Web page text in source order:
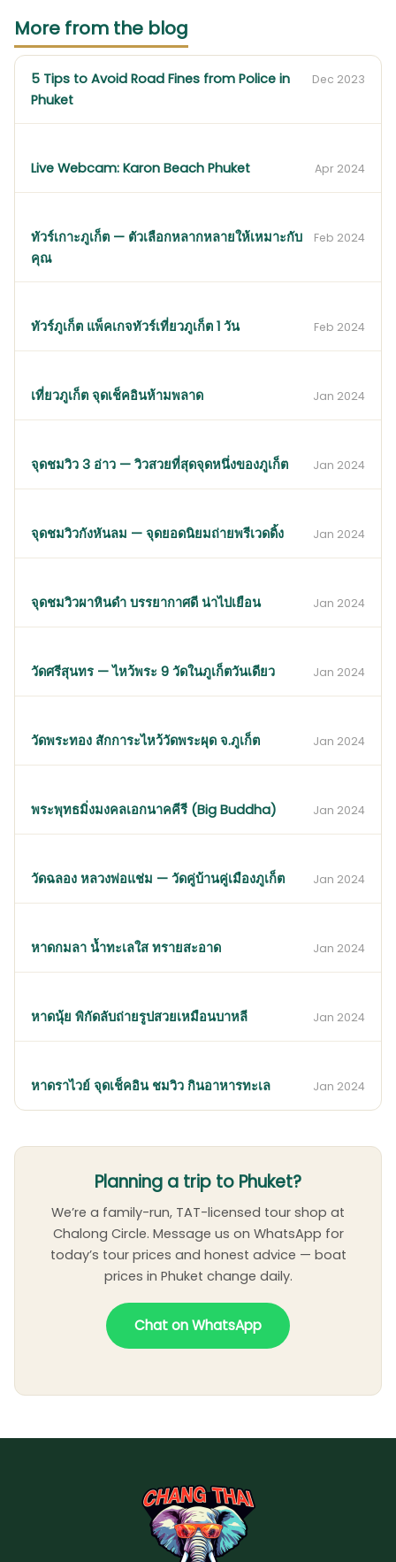
More from the blog
5 Tips to Avoid Road Fines from Police in
Phuket
Dec 2023
Live Webcam: Karon Beach Phuket Apr 2024
ทัวร์เกาะภูเก็ต — ตัวเลือกหลากหลายให้เหมาะกับ
คุณ
Feb 2024
ทัวร์ภูเก็ต แพ็คเกจทัวร์เที่ยวภูเก็ต 1 วัน Feb 2024
เที่ยวภูเก็ต จุดเช็คอินห้ามพลาด Jan 2024
จุดชมวิว 3 อ่าว — วิวสวยที่สุดจุดหนึ่งของภูเก็ต Jan 2024
จุดชมวิวกังหันลม — จุดยอดนิยมถ่ายพรีเวดดิ้ง Jan 2024
จุดชมวิวผาหินดำ บรรยากาศดี น่าไปเยือน Jan 2024
วัดศรีสุนทร — ไหว้พระ 9 วัดในภูเก็ตวันเดียว Jan 2024
วัดพระทอง สักการะไหว้วัดพระผุด จ.ภูเก็ต Jan 2024
พระพุทธมิ่งมงคลเอกนาคคีรี (Big Buddha) Jan 2024
วัดฉลอง หลวงพ่อแช่ม — วัดคู่บ้านคู่เมืองภูเก็ต Jan 2024
หาดกมลา น้ำทะเลใส ทรายสะอาด Jan 2024
หาดนุ้ย พิกัดลับถ่ายรูปสวยเหมือนบาหลี Jan 2024
หาดราไวย์ จุดเช็คอิน ชมวิว กินอาหารทะเล Jan 2024
Planning a trip to Phuket?
We’re a family-run, TAT-licensed tour shop at
Chalong Circle. Message us on WhatsApp for
today’s tour prices and honest advice — boat
prices in Phuket change daily.
Chat on WhatsApp